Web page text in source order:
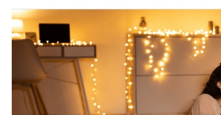
tuo
Carnevale
con
migliori
soluzioni
Hisense